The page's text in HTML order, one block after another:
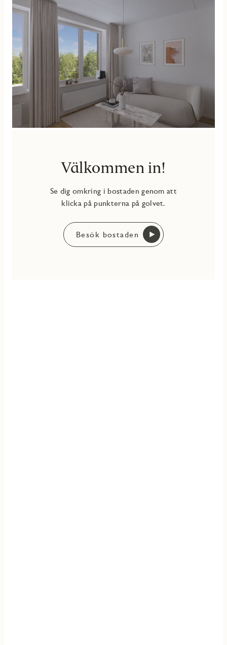
ägarlägenheter, en unik boendeform som kombinerar låg
månadsavgift med full äganderätt och frihet att själv
bestämma över ditt hem. Här bor du i den nya stadsdelen
Centrala Nacka, med närhet till vatten och pendelbåtar,
grönområden och Nacka Forum med shopping samt goda
kommunikationer in till stan.
Välkommen in!
Se dig omkring i bostaden genom att
klicka på punkterna på golvet.
Besök bostaden